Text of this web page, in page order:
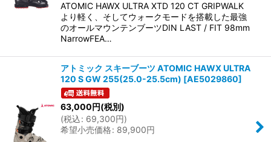
ATOMIC HAWX ULTRA XTD 120 CT GRIPWALK
より軽く、そしてウォークモードを搭載した最強
のオールマウンテンブーツDIN LAST / FIT 98mm
NarrowFEA…
アトミック スキーブーツ ATOMIC HAWX ULTRA
120 S GW 255(25.0-25.5cm) [AE5029860]
63,000円(税別)
(税込: 69,300円)
希望小売価格: 89,900円